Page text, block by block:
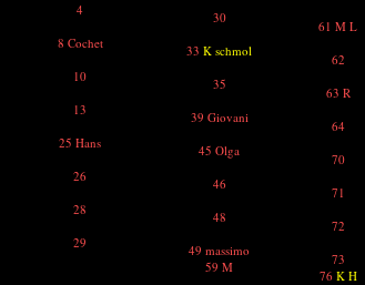
4
8 Cochet
10
13
25 Hans
26
28
29
30
33 K schmol
35
39 Giovani
45 Olga
46
48
49 massimo
59 M
61 M L
62
63 R
64
70
71
72
73
76K H